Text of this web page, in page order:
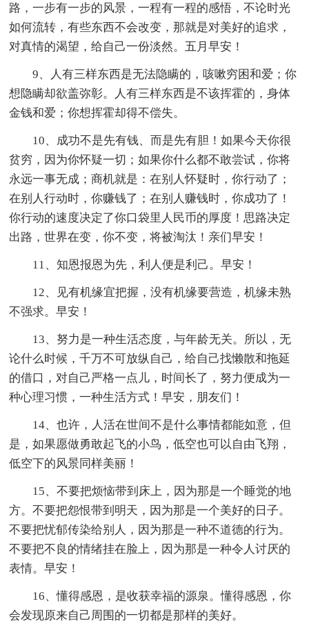
路，一步有一步的风景，一程有一程的感悟，不论时光
如何流转，有些东西不会改变，那就是对美好的追求，
对真情的渴望，给自己一份淡然。五月早安！
9、人有三样东西是无法隐瞒的，咳嗽穷困和爱；你
想隐瞒却欲盖弥彰。人有三样东西是不该挥霍的，身体
金钱和爱；你想挥霍却得不偿失。
10、成功不是先有钱、而是先有胆！如果今天你很
贫穷，因为你怀疑一切；如果你什么都不敢尝试，你将
永远一事无成；商机就是：在别人怀疑时，你行动了；
在别人行动时，你赚钱了；在别人赚钱时，你成功了！
你行动的速度决定了你口袋里人民币的厚度！思路决定
出路，世界在变，你不变，将被淘汰！亲们早安！
11、知恩报恩为先，利人便是利己。早安！
12、见有机缘宜把握，没有机缘要营造，机缘未熟
不强求。早安！
13、努力是一种生活态度，与年龄无关。所以，无
论什么时候，千万不可放纵自己，给自己找懒散和拖延
的借口，对自己严格一点儿，时间长了，努力便成为一
种心理习惯，一种生活方式！早安，朋友们！
14、也许，人活在世间不是什么事情都能如意，但
是，如果愿做勇敢起飞的小鸟，低空也可以自由飞翔，
低空下的风景同样美丽！
15、不要把烦恼带到床上，因为那是一个睡觉的地
方。不要把怨恨带到明天，因为那是一个美好的日子。
不要把忧郁传染给别人，因为那是一种不道德的行为。
不要把不良的情绪挂在脸上，因为那是一种令人讨厌的
表情。早安！
16、懂得感恩，是收获幸福的源泉。懂得感恩，你
会发现原来自己周围的一切都是那样的美好。